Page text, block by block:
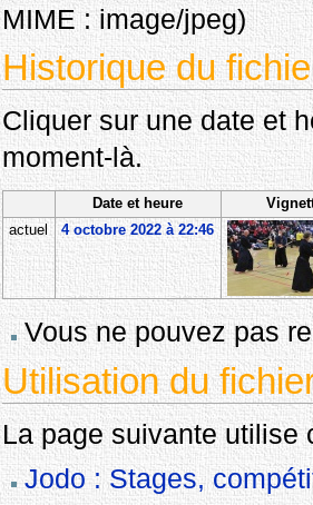
MIME :image/jpeg)
Historique du
Cliquer sur une date et
moment-là.
Date et heure
actuel
4 octobre 2022 à 22:46
Vous ne pouvez pas
Utilisation du
La page suivante utilise
Jodo : Stages,